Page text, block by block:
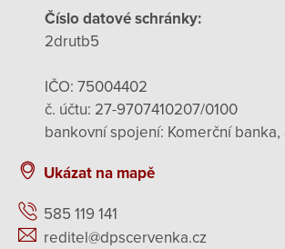
Číslo datové schránky:
2drutb5
IČO: 75004402
č. účtu: 27-9707410207/0100
bankovní spojení: Komerční banka,
Ukázat na mapě
585 119 141
reditel@dpscervenka.cz